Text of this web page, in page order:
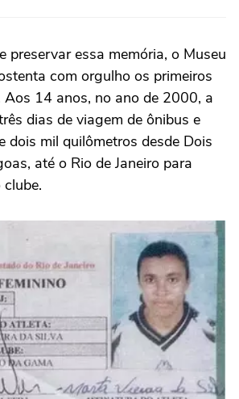
preservar essa memória, o Museu
com orgulho os primeiros
Aos 14 anos, no ano de 2000, a
dias de viagem de ônibus e
dois mil quilômetros desde Dois
até o Rio de Janeiro para